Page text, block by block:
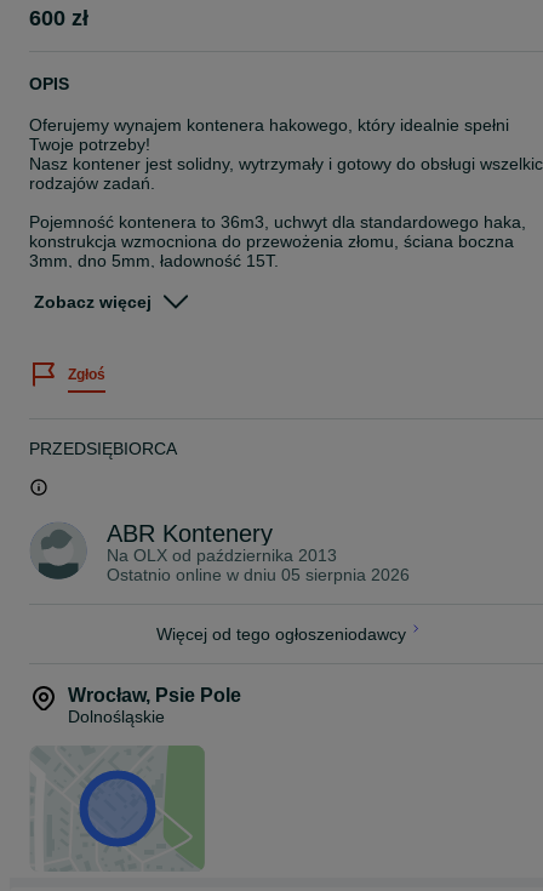
600 zł
OPIS
Oferujemy wynajem kontenera hakowego, który idealnie spełni
Twoje potrzeby!
Nasz kontener jest solidny, wytrzymały i gotowy do obsługi
rodzajów zadań.
Pojemność kontenera to 36m3, uchwyt dla standardowego haka,
konstrukcja wzmocniona do przewożenia złomu, ściana boczna
3mm, dno 5mm, ładowność 15T.
Nasz kontener jest idealnym rozwiązaniem dla
- odpady produkcyjne
- odpady zielone i organiczne
dziś i oszczędź sobie stresu związanego z transportem i
Czynsz 600zł miesiąc/sztukę - oferta cenowa ważna do
zapasów.
zarezerwować nasz kontener dla Ciebie!
Zobacz więcej
Zgłoś
PRZEDSIĘBIORCA
ABR Kontenery
Na OLX od października 2013
Ostatnio online w dniu 05 sierpnia 2026
Więcej od tego ogłoszeniodawcy
Wrocław, Psie Pole
Dolnośląskie